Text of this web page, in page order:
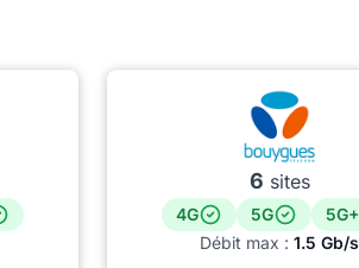
6 sites
4G 5G
5G+
Débit max : 1.5 Gb/s